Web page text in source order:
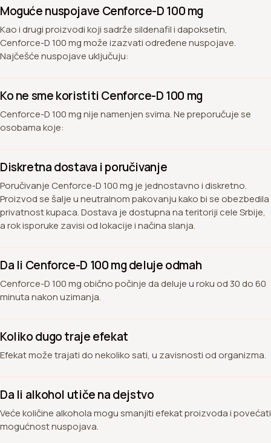
Moguće nuspojave Cenforce-D 100 mg
Kao i drugi proizvodi koji sadrže sildenafil i dapoksetin,
Cenforce-D 100 mg može izazvati određene nuspojave.
Najčešće nuspojave uključuju:
Ko ne sme koristiti Cenforce-D 100 mg
Cenforce-D 100 mg nije namenjen svima. Ne preporučuje se
osobama koje:
Diskretna dostava i poručivanje
Poručivanje Cenforce-D 100 mg je jednostavno i diskretno.
Proizvod se šalje u neutralnom pakovanju kako bi se obezbedila
privatnost kupaca. Dostava je dostupna na teritoriji cele Srbije,
a rok isporuke zavisi od lokacije i načina slanja.
Da li Cenforce-D 100 mg deluje odmah
Cenforce-D 100 mg obično počinje da deluje u roku od 30 do 60
minuta nakon uzimanja.
Koliko dugo traje efekat
Efekat može trajati do nekoliko sati, u zavisnosti od organizma.
Da li alkohol utiče na dejstvo
Veće količine alkohola mogu smanjiti efekat proizvoda i povećati
mogućnost nuspojava.